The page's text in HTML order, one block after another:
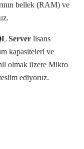
bellek (RAM) ve
Server lisans
kapasiteleri ve
olmak üzere Mikro
ediyoruz.